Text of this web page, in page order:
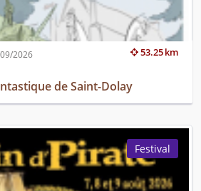
53.25 km
2026
de Saint-Dolay
Festival